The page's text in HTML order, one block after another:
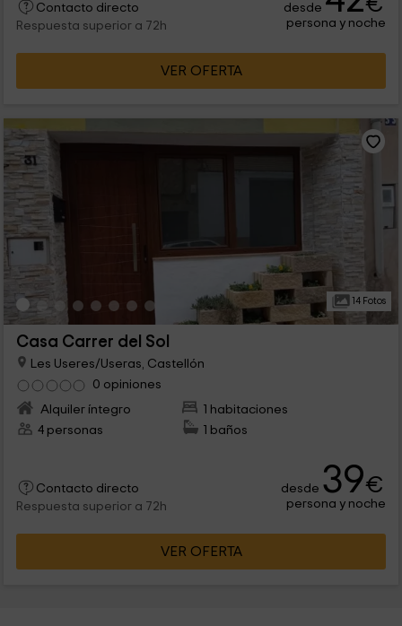
Contacto directo
Respuesta superior a 72h
desde
persona y noche
VER OFERTA
14 Fotos
Casa Carrer del Sol
Les Useres/Useras, Castellón
0 opiniones
Alquiler íntegro
1 habitaciones
4 personas
1 baños
Contacto directo
Respuesta superior a 72h
desde 39€
persona y noche
VER OFERTA